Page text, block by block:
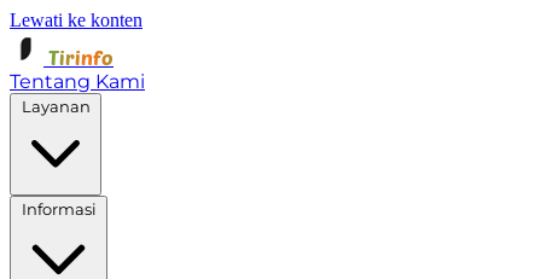
Lewati ke konten
Tirinfo
Tentang Kami